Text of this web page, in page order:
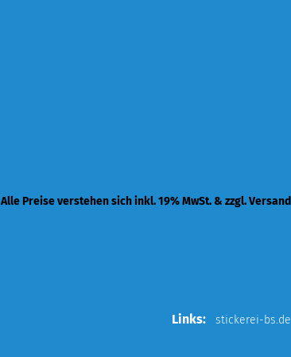
Alle Preise verstehen sich inkl. 19% MwSt. & zzgl. Versand
Links: stickerei-bs.de